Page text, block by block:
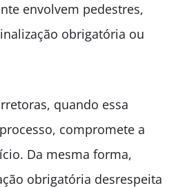
envolvem pedestres,
obrigatória ou
quando essa
compromete a
Da mesma forma,
obrigatória desrespeita